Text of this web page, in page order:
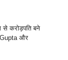
से करोड़पति बने
और